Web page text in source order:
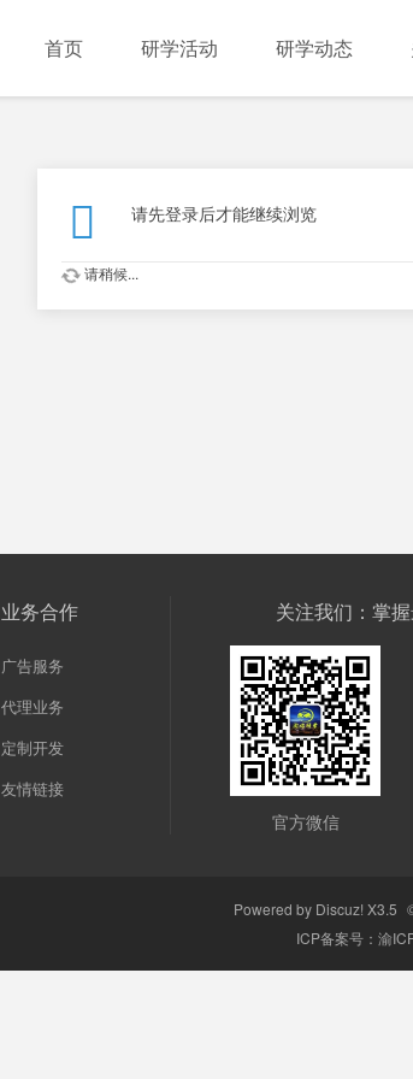
首页 研学活动 研学动态
请先登录后才能继续浏览
请稍候...
业务合作
广告服务
代理业务
定制开发
友情链接
关注我们：掌
官方微信
Powered by Discuz! X3.5
ICP备案号： 渝